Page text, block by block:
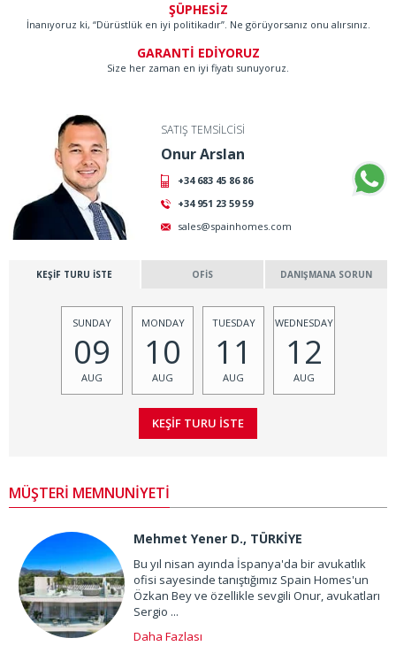
ŞÜPHESİZ
İnanıyoruz ki, “Dürüstlük en iyi politikadır”. Ne görüyorsanız onu alırsınız.
GARANTİ EDİYORUZ
Size her zaman en iyi fiyatı sunuyoruz.
SATIŞ TEMSİLCİSİ
Onur Arslan
+34 683 45 86 86
+34 951 23 59 59
sales@spainhomes.com
KEŞİF TURU İSTE OFİS DANIŞMANA SORUN
SUNDAY
09
AUG
MONDAY
10
AUG
TUESDAY
11
AUG
WEDNESDAY
12
AUG
MÜŞTERİ MEMNUNİYETİ
Mehmet Yener D., TÜRKİYE
Bu yıl nisan ayında İspanya'da bir avukatlık
ofisi sayesinde tanıştığımız Spain Homes'un
Özkan Bey ve özellikle sevgili Onur, avukatları
Sergio ...
Daha Fazlası